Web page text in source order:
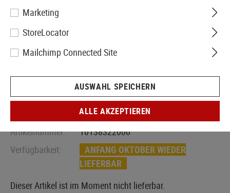
Artikelnummer:
10138322000
Verfügbarkeit:
ANFANG OKTOBER WIEDER
LIEFERBAR
Dieser Artikel ist im Moment nicht lieferbar.
Marketing
StoreLocator
Mailchimp Connected Site
AUSWAHL SPEICHERN
ALLE AKZEPTIEREN